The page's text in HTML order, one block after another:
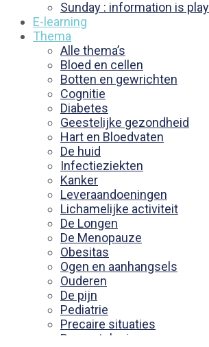
Sunday : information is
E-learning
Thema
Alle thema’s
Bloed en cellen
Botten en gewrichten
Cognitie
Diabetes
Geestelijke gezondheid
Hart en Bloedvaten
De huid
Infectieziekten
Kanker
Leveraandoeningen
Lichamelijke activiteit
De Longen
De Menopauze
Obesitas
Ogen en aanhangsels
Ouderen
De pijn
Pediatrie
Precaire situaties
Reumatologie